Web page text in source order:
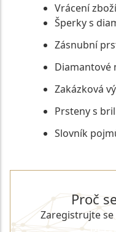
Vrácení zboží
Šperky s
Zásnubní
Diamantové
Zakázková
Prsteny s
Slovník
Proč
Zaregistrujte se